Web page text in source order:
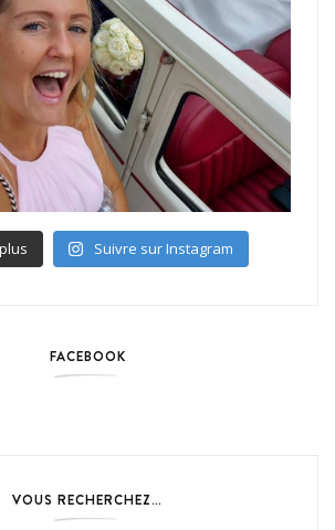
Suivre sur Instagram
FACEBOOK
VOUS RECHERCHEZ…